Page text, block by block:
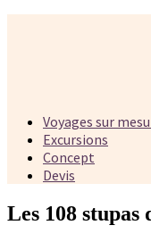
Voyages sur
Excursions
Concept
Devis
Les 108 stupas